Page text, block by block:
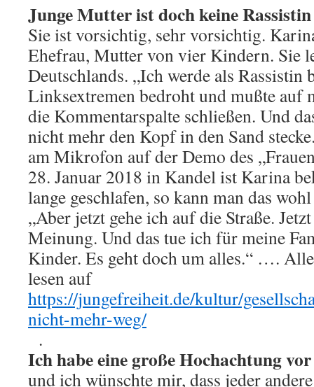
Junge Mutter ist doch keine Rassistin
Sie ist vorsichtig, sehr vorsichtig.
Ehefrau, Mutter von vier Kindern. Sie
Deutschlands. „Ich werde als Rassistin
Linksextremen bedroht und mußte auf
die Kommentarspalte schließen. Und
nicht mehr den Kopf in den Sand
am Mikrofon auf der Demo des
28. Januar 2018 in Kandel ist Karina
lange geschlafen, so kann man das
„Aber jetzt gehe ich auf die Straße.
Meinung. Und das tue ich für meine
Kinder. Es geht doch um alles.“ ….
lesen auf
https://jungefreiheit.de/kultur/
nicht-mehr-weg/
.
Ich habe eine große Hochachtung
und ich wünschte mir, dass jeder